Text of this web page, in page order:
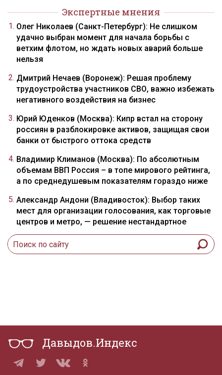
Экспертные мнения
Олег Николаев (Санкт-Петербург): Не слишком
удачно выбран момент для начала борьбы с
ветхим флотом, но ждать новых аварий больше
нельзя
Дмитрий Нечаев (Воронеж): Решая проблему
трудоустройства участников СВО, важно избежать
негативного воздействия на бизнес
Юрий Юденков (Москва): Кипр встал на сторону
россиян в разблокировке активов, защищая свои
банки от быстрого оттока средств
Владимир Климанов (Москва): По абсолютным
объемам ВВП Россия – в топе мирового рейтинга,
а по среднедушевым показателям гораздо ниже
Александр Андони (Владивосток): Выбор таких
мест для организации голосования, как торговые
центров и метро, — решение нестандартное
Давыдов.Индекс